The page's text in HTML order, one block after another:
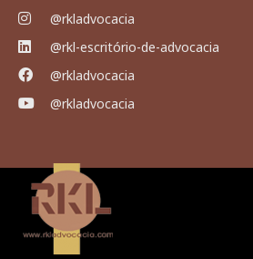
@rkladvocacia
@rkl-escritório-de-advocacia
@rkladvocacia
@rkladvocacia